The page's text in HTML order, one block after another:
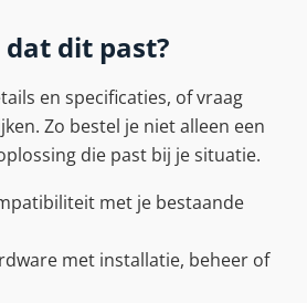
dit past?
en specificaties, of vraag
Zo bestel je niet alleen een
die past bij je situatie.
met je bestaande
met installatie, beheer of